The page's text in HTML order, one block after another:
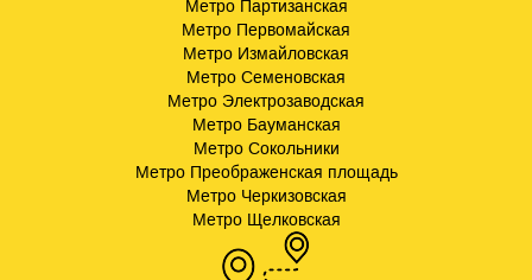
Метро Партизанская
Метро Первомайская
Метро Измайловская
Метро Семеновская
Метро Электрозаводская
Метро Бауманская
Метро Сокольники
Метро Преображенская площадь
Метро Черкизовская
Метро Щелковская